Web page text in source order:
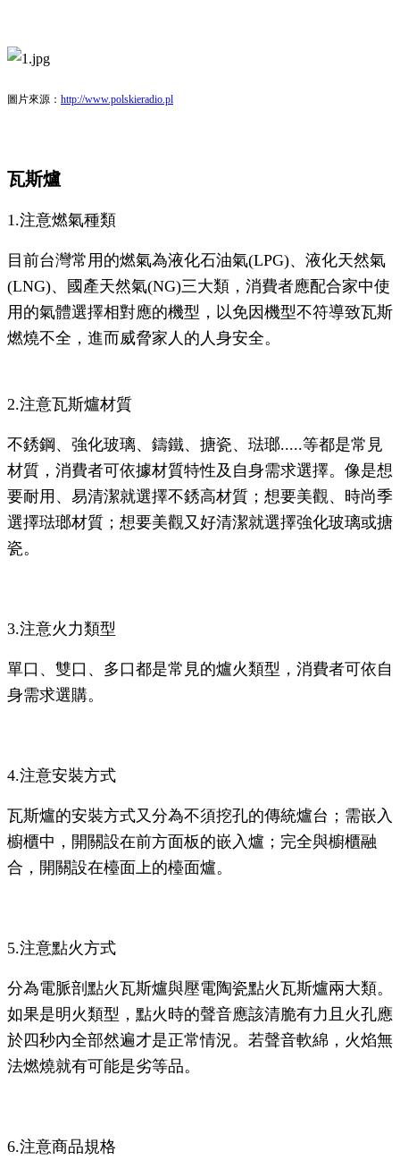
圖片來源： http://www.polskieradio.pl
瓦斯爐
1.注意燃氣種類
目前台灣常用的燃氣為液化石油氣(LPG)、液化天然氣
(LNG)、國產天然氣(NG)三大類，消費者應配合家中使
用的氣體選擇相對應的機型，以免因機型不符導致瓦斯
燃燒不全，進而威脅家人的人身安全。
2.注意瓦斯爐材質
不銹鋼、強化玻璃、鑄鐵、搪瓷、琺瑯.....等都是常見
材質，消費者可依據材質特性及自身需求選擇。像是想
要耐用、易清潔就選擇不銹高材質；想要美觀、時尚季
選擇琺瑯材質；想要美觀又好清潔就選擇強化玻璃或搪
瓷。
3.注意火力類型
單口、雙口、多口都是常見的爐火類型，消費者可依自
身需求選購。
4.注意安裝方式
瓦斯爐的安裝方式又分為不須挖孔的傳統爐台；需嵌入
櫥櫃中，開關設在前方面板的嵌入爐；完全與櫥櫃融
合，開關設在檯面上的檯面爐。
5.注意點火方式
分為電脈剖點火瓦斯爐與壓電陶瓷點火瓦斯爐兩大類。
如果是明火類型，點火時的聲音應該清脆有力且火孔應
於四秒內全部然遍才是正常情況。若聲音軟綿，火焰無
法燃燒就有可能是劣等品。
6.注意商品規格